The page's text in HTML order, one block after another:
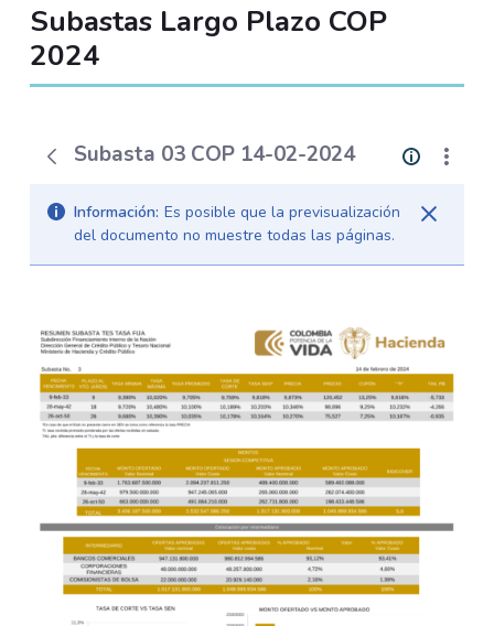
Subastas Largo Plazo COP
2024
Subasta 03 COP 14-02-2024
Información: Es posible que la previsualización
del documento no muestre todas las páginas.